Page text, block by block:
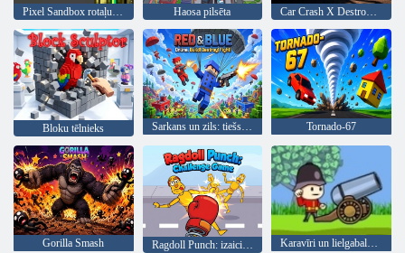
Pixel Sandbox rotaļu laukums Haosa pilsēta Car Crash X Destroy simulators
Bloku tēlnieks Sarkans un zils: tiešsaistē. Būvēt! Iznīcini! Cīnies! Tornado-67
Gorilla Smash Ragdoll Punch: izaicinājuma spēle Karavīri un lielgabalu: Mountain Attack